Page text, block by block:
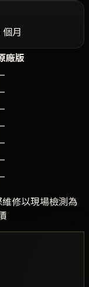
月
廠版
修以現場檢測為